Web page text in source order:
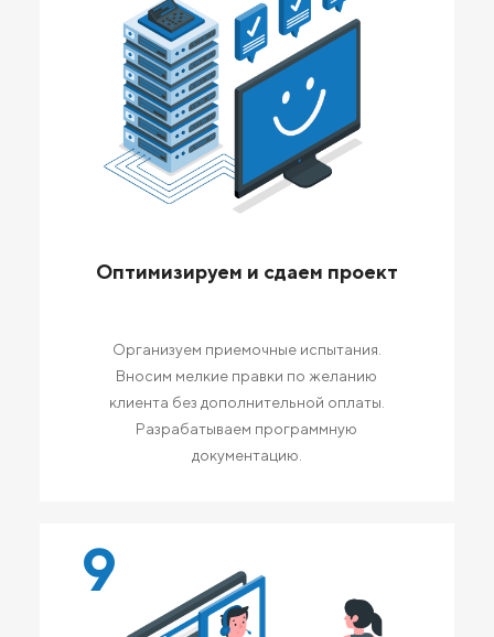
Оптимизируем и сдаем проект
Организуем приемочные испытания.
Вносим мелкие правки по желанию
клиента без дополнительной оплаты.
Разрабатываем программную
документацию.
9